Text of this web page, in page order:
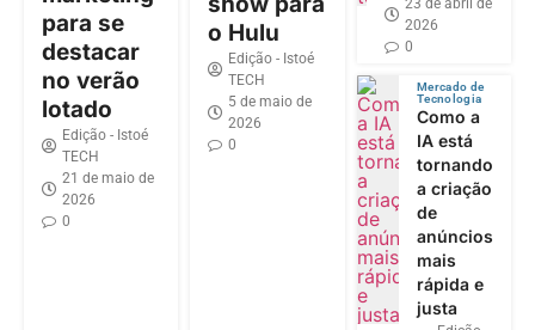
para se
destacar
no verão
lotado
Edição - Istoé
TECH
21 de maio de
2026
0
o Hulu
Edição - Istoé
TECH
5 de maio de
2026
0
2026
0
Mercado de
Tecnologia
Como a
IA está
tornando
a criação
de
anúncios
mais
rápida e
justa